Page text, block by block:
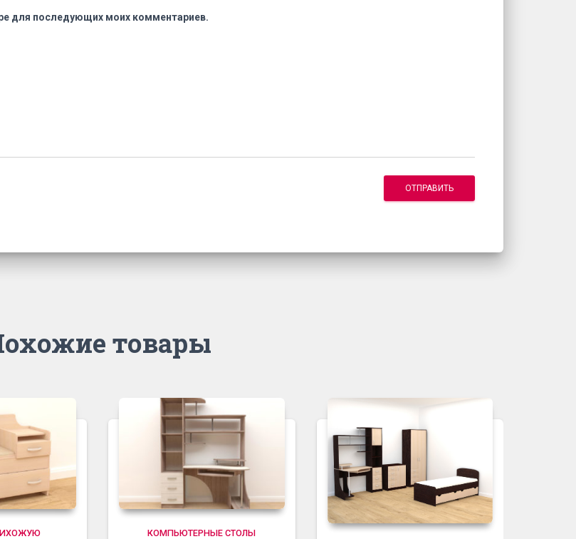
для последующих моих комментариев.
товары
КОМПЬЮТЕРНЫЕ СТОЛЫ